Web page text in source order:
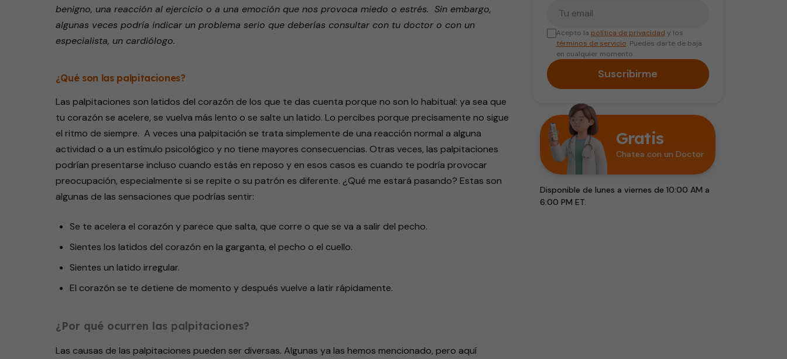
benigno, una reacción al ejercicio o a una emoción que nos provoca miedo o estrés. Sin embargo,
algunas veces podría indicar un problema serio que deberías consultar con tu doctor o con un
especialista, un cardiólogo.
¿Qué son las palpitaciones?
Las palpitaciones son latidos del corazón de los que te das cuenta porque no son lo habitual: ya sea que
tu corazón se acelere, se vuelva más lento o se salte un latido. Lo percibes porque precisamente no sigue
el ritmo de siempre. A veces una palpitación se trata simplemente de una reacción normal a alguna
actividad o a un estímulo psicológico y no tiene mayores consecuencias. Otras veces, las palpitaciones
podrían presentarse incluso cuando estás en reposo y en esos casos es cuando te podría provocar
preocupación, especialmente si se repite o su patrón es diferente. ¿Qué me estará pasando? Estas son
algunas de las sensaciones que podrías sentir:
Se te acelera el corazón y parece que salta, que corre o que se va a salir del pecho.
Sientes los latidos del corazón en la garganta, el pecho o el cuello.
Sientes un latido irregular.
El corazón se te detiene de momento y después vuelve a latir rápidamente.
¿Por qué ocurren las palpitaciones?
Las causas de las palpitaciones pueden ser diversas. Algunas ya las hemos mencionado, pero aquí
Acepto la política de privacidad y los
términos de servicio. Puedes darte de baja
en cualquier momento.
Suscribirme
Gratis
Chatea con un Doctor
Disponible de lunes a viernes de 10:00 AM a
6:00 PM ET.